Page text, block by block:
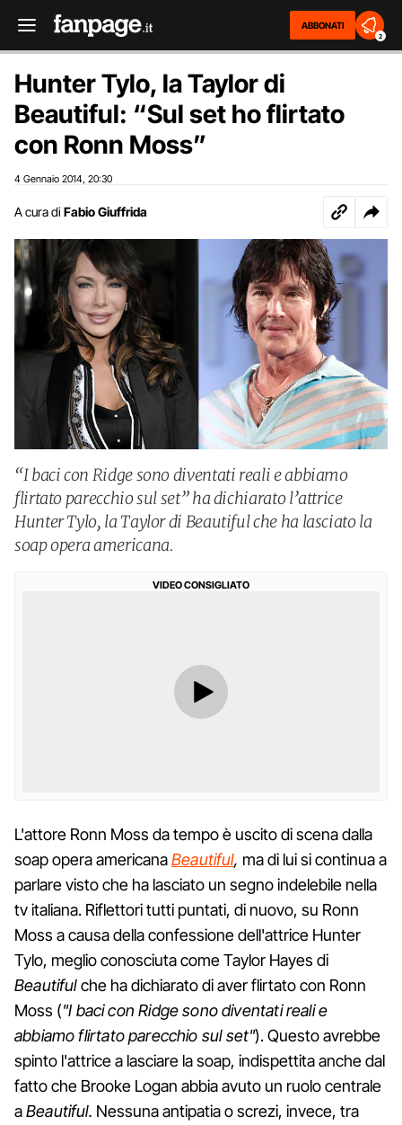
ABBONATI
2
Hunter Tylo, la Taylor di
Beautiful: “Sul set ho flirtato
con Ronn Moss”
4 Gennaio 2014 20:30
A cura di Fabio Giuffrida
“I baci con Ridge sono diventati reali e abbiamo
flirtato parecchio sul set” ha dichiarato l’attrice
Hunter Tylo, la Taylor di Beautiful che ha lasciato la
soap opera americana.
VIDEO CONSIGLIATO
L'attore Ronn Moss da tempo è uscito di scena dalla
soap opera americanaBeautiful, ma di lui si continua a
parlare visto che ha lasciato un segno indelebile nella
tv italiana. Riflettori tutti puntati, di nuovo, su Ronn
Moss a causa della confessione dell'attrice Hunter
Tylo, meglio conosciuta come Taylor Hayes di
Beautifulche ha dichiarato di aver flirtato con Ronn
Moss ("I baci con Ridge sono diventati reali e
abbiamo flirtato parecchio sul set"). Questo avrebbe
spinto l'attrice a lasciare la soap, indispettita anche dal
fatto che Brooke Logan abbia avuto un ruolo centrale
aBeautiful. Nessuna antipatia o screzi, invece, tra